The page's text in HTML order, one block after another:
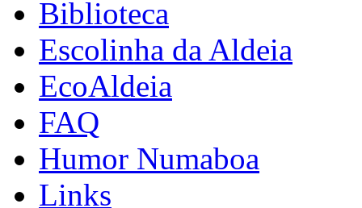
Biblioteca
Escolinha da Aldeia
EcoAldeia
FAQ
Humor Numaboa
Links